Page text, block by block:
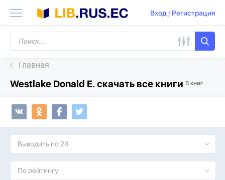
Вход/ Регистрация
Главная
Westlake Donald E. скачать все книги 5 книг
Выводить по 24
По рейтингу